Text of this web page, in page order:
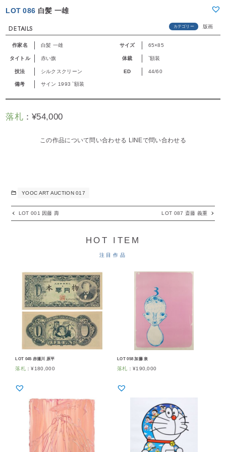
LOT 086 白髪 一雄
DETAILS カテゴリー 版画
作家名 白髪 一雄 サイズ 65×85
タイトル 赤い旗 体裁 `額装
技法 シルクスクリーン ED 44/60
備考 サイン 1993 `額装
落札：¥54,000
この作品について問い合わせる LINEで問い合わせる
YOOC ART AUCTION 017
LOT 001 因藤 壽 LOT 087 斎藤 義重
HOT ITEM
注目作品
LOT 045 赤瀬川 原平
落札 ：¥180,000
LOT 058 加藤 泉
落札 ： ¥190,000